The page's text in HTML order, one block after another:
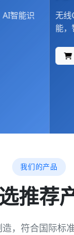
，让您爱车轻松
开始
我们的产品
推荐
，符合国际标